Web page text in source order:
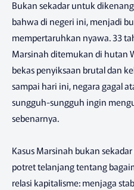
Bukan sekadar untuk
bahwa di negeri ini, menjadi
mempertaruhkan nyawa. 33
Marsinah ditemukan di hutan
bekas penyiksaan brutal dan
sampai hari ini, negara gagal
sungguh-sungguh ingin
sebenarnya.
Kasus Marsinah bukan
potret telanjang tentang
relasi kapitalisme: menjaga